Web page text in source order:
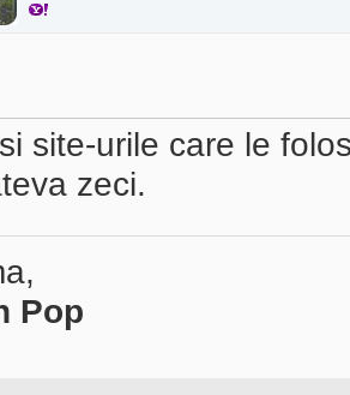
site-urile care le
zeci.
Pop